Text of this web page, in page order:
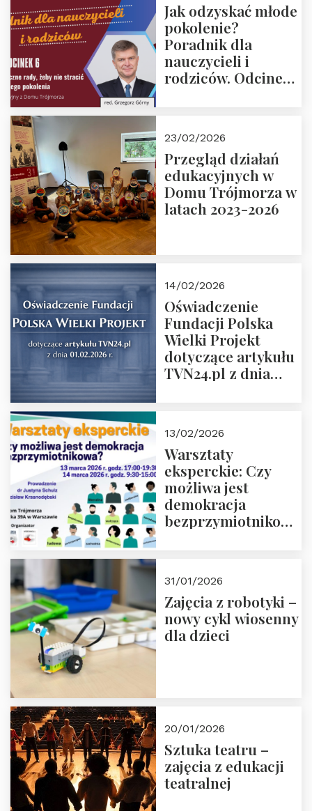
Jak odzyskać młode
pokolenie?
Poradnik dla
nauczycieli i
rodziców. Odcinek
Rozmawiają red.
Grzegorz Górny i
prof. Michał
Łuczewski
23/02/2026
Przegląd działań
edukacyjnych w
Domu Trójmorza w
latach 2023-2026
14/02/2026
Oświadczenie
Fundacji Polska
Wielki Projekt
dotyczące artykułu
TVN24.pl z dnia
13/02/2026
Warsztaty
eksperckie: Czy
możliwa jest
demokracja
bezprzymiotnikowa?
31/01/2026
Zajęcia z robotyki –
nowy cykl wiosenny
dla dzieci
20/01/2026
Sztuka teatru –
zajęcia z edukacji
teatralnej